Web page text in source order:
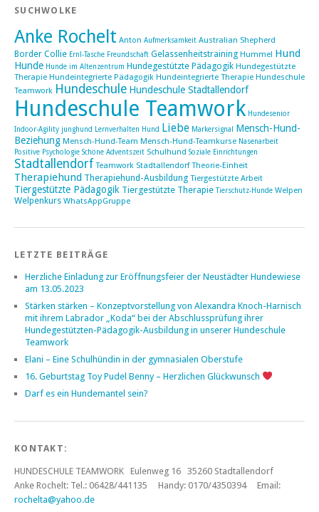
SUCHWOLKE
Anke Rochelt Anton Aufmerksamkeit Australian Shepherd
Border Collie Ernl-Tasche Freundschaft Gelassenheitstraining Hummel Hund
Hunde Hunde im Altenzentrum Hundegestützte Pädagogik Hundegestützte
Therapie Hundeintegrierte Pädagogik Hundeintegrierte Therapie Hundeschule
Teamwork Hundeschule Hundeschule Stadtallendorf
Hundeschule Teamwork Hundesenior
Indoor-Agility junghund Lernverhalten Hund Liebe Markersignal
Mensch-Hund-
Beziehung Mensch-Hund-Team Mensch-Hund-Teamkurse Nasenarbeit
Positive Psychologie Schöne Adventszeit Schulhund Soziale Einrichtungen
Stadtallendorf Teamwork Stadtallendorf Theorie-Einheit
Therapiehund Therapiehund-Ausbildung Tiergestützte Arbeit
Tiergestützte Pädagogik Tiergestützte Therapie Tierschutz-Hunde Welpen
Welpenkurs WhatsAppGruppe
LETZTE BEITRÄGE
Herzliche Einladung zur Eröffnungsfeier der Neustädter Hundewiese
am 13.05.2023
Stärken stärken – Konzeptvorstellung von Alexandra Knoch-Harnisch
mit ihrem Labrador „Koda“ bei der Abschlussprüfung ihrer
Hundegestützten-Pädagogik-Ausbildung in unserer Hundeschule
Teamwork
Elani – Eine Schulhündin in der gymnasialen Oberstufe
16. Geburtstag Toy Pudel Benny – Herzlichen Glückwunsch
Darf es ein Hundemantel sein?
KONTAKT:
HUNDESCHULE TEAMWORK Eulenweg 16 35260 Stadtallendorf
Anke Rochelt: Tel.: 06428/441135 Handy: 0170/4350394 Email:
rochelta@yahoo.de